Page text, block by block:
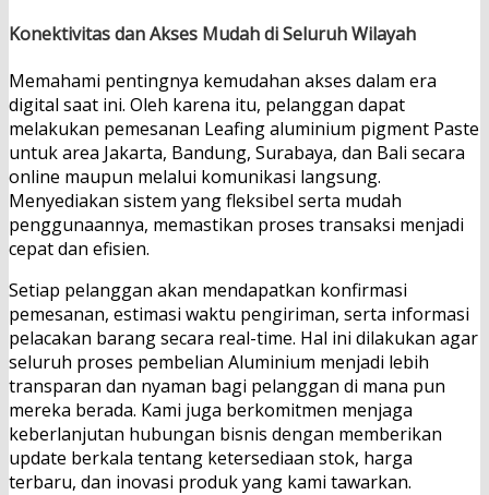
Konektivitas dan Akses Mudah di Seluruh Wilayah
Memahami pentingnya kemudahan akses dalam era
digital saat ini. Oleh karena itu, pelanggan dapat
melakukan pemesanan Leafing aluminium pigment Paste
untuk area Jakarta, Bandung, Surabaya, dan Bali secara
online maupun melalui komunikasi langsung.
Menyediakan sistem yang fleksibel serta mudah
penggunaannya, memastikan proses transaksi menjadi
cepat dan efisien.
Setiap pelanggan akan mendapatkan konfirmasi
pemesanan, estimasi waktu pengiriman, serta informasi
pelacakan barang secara real-time. Hal ini dilakukan agar
seluruh proses pembelian Aluminium menjadi lebih
transparan dan nyaman bagi pelanggan di mana pun
mereka berada. Kami juga berkomitmen menjaga
keberlanjutan hubungan bisnis dengan memberikan
update berkala tentang ketersediaan stok, harga
terbaru, dan inovasi produk yang kami tawarkan.